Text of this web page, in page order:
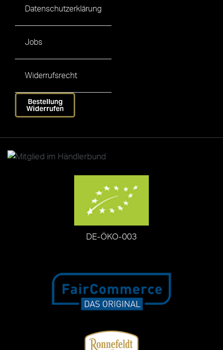
Datenschutzerklärung
Jobs
Widerrufsrecht
Bestellung
Widerrufen
DE-ÖKO-003